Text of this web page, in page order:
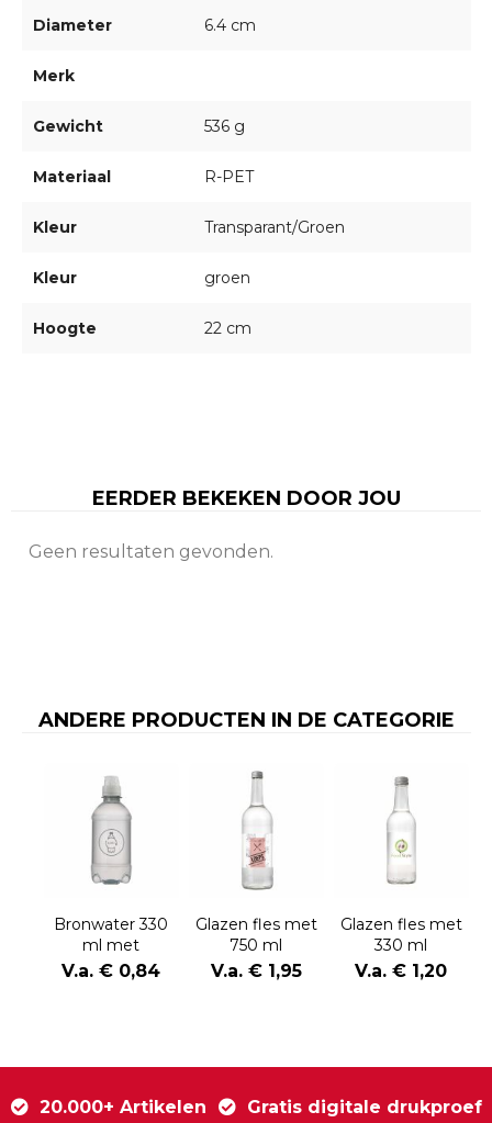
Diameter 6.4 cm
Merk
Gewicht 536 g
Materiaal R-PET
Kleur Transparant/Groen
Kleur groen
Hoogte 22 cm
EERDER BEKEKEN DOOR JOU
Geen resultaten gevonden.
ANDERE PRODUCTEN IN DE CATEGORIE
Bronwater 330
ml met
sportdop
V.a. € 0,84
Glazen fles met
750 ml
bronwater
V.a. € 1,95
Glazen fles met
330 ml
bronwater
V.a. € 1,20
20.000+ Artikelen Gratis digitale drukproef